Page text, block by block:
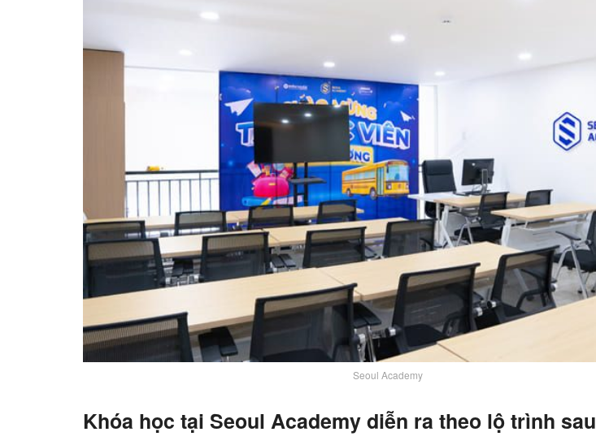
Seoul Academy
Khóa học tại Seoul Academy diễn ra theo lộ trình sau